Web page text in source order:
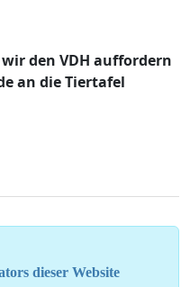
den VDH auffordern
an die Tiertafel
dieser Website